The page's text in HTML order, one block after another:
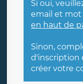
Si oui,
email et mot
en haut de
Sinon,
d'inscription
créer votre